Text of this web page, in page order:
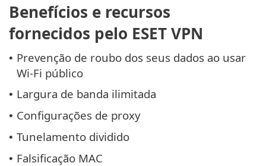
Benefícios e recursos
fornecidos pelo ESET VPN
• Prevenção de roubo dos seus dados ao usar
Wi-Fi público
• Largura de banda ilimitada
• Configurações de proxy
• Tunelamento dividido
• Falsificação MAC